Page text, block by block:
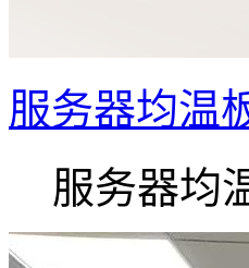
服务器均温
服务器均